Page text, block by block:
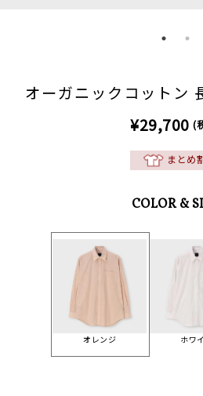
オーガニックコットン
¥29,700 (
まとめ
COLOR &
オレンジ ホワ